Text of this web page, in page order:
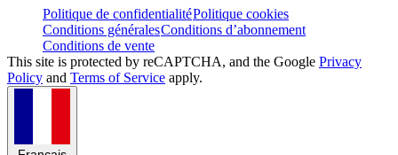
Politique de confidentialitéPolitique cookies
Conditions généralesConditions d’abonnement
Conditions de vente
This site is protected by reCAPTCHA, and the Google Privacy
Policy and Terms of Service apply.